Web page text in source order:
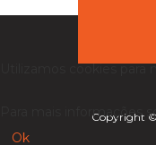
Copyright
Utilizamos cookies
Para mais informações
Ok